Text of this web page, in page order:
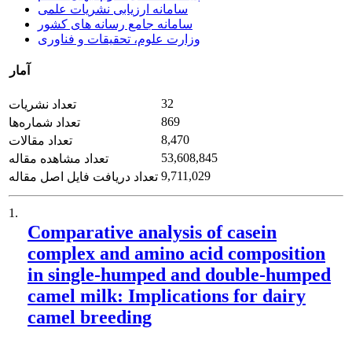
سامانه ارزیابی نشریات علمی
سامانه جامع رسانه های کشور
وزارت علوم، تحقیقات و فناوری
آمار
تعداد نشریات
32
تعداد شماره‌ها
869
تعداد مقالات
8,470
تعداد مشاهده مقاله
53,608,845
تعداد دریافت فایل اصل مقاله 9,711,029
1.
Comparative analysis of casein
complex and amino acid composition
in single-humped and double-humped
camel milk: Implications for dairy
camel breeding